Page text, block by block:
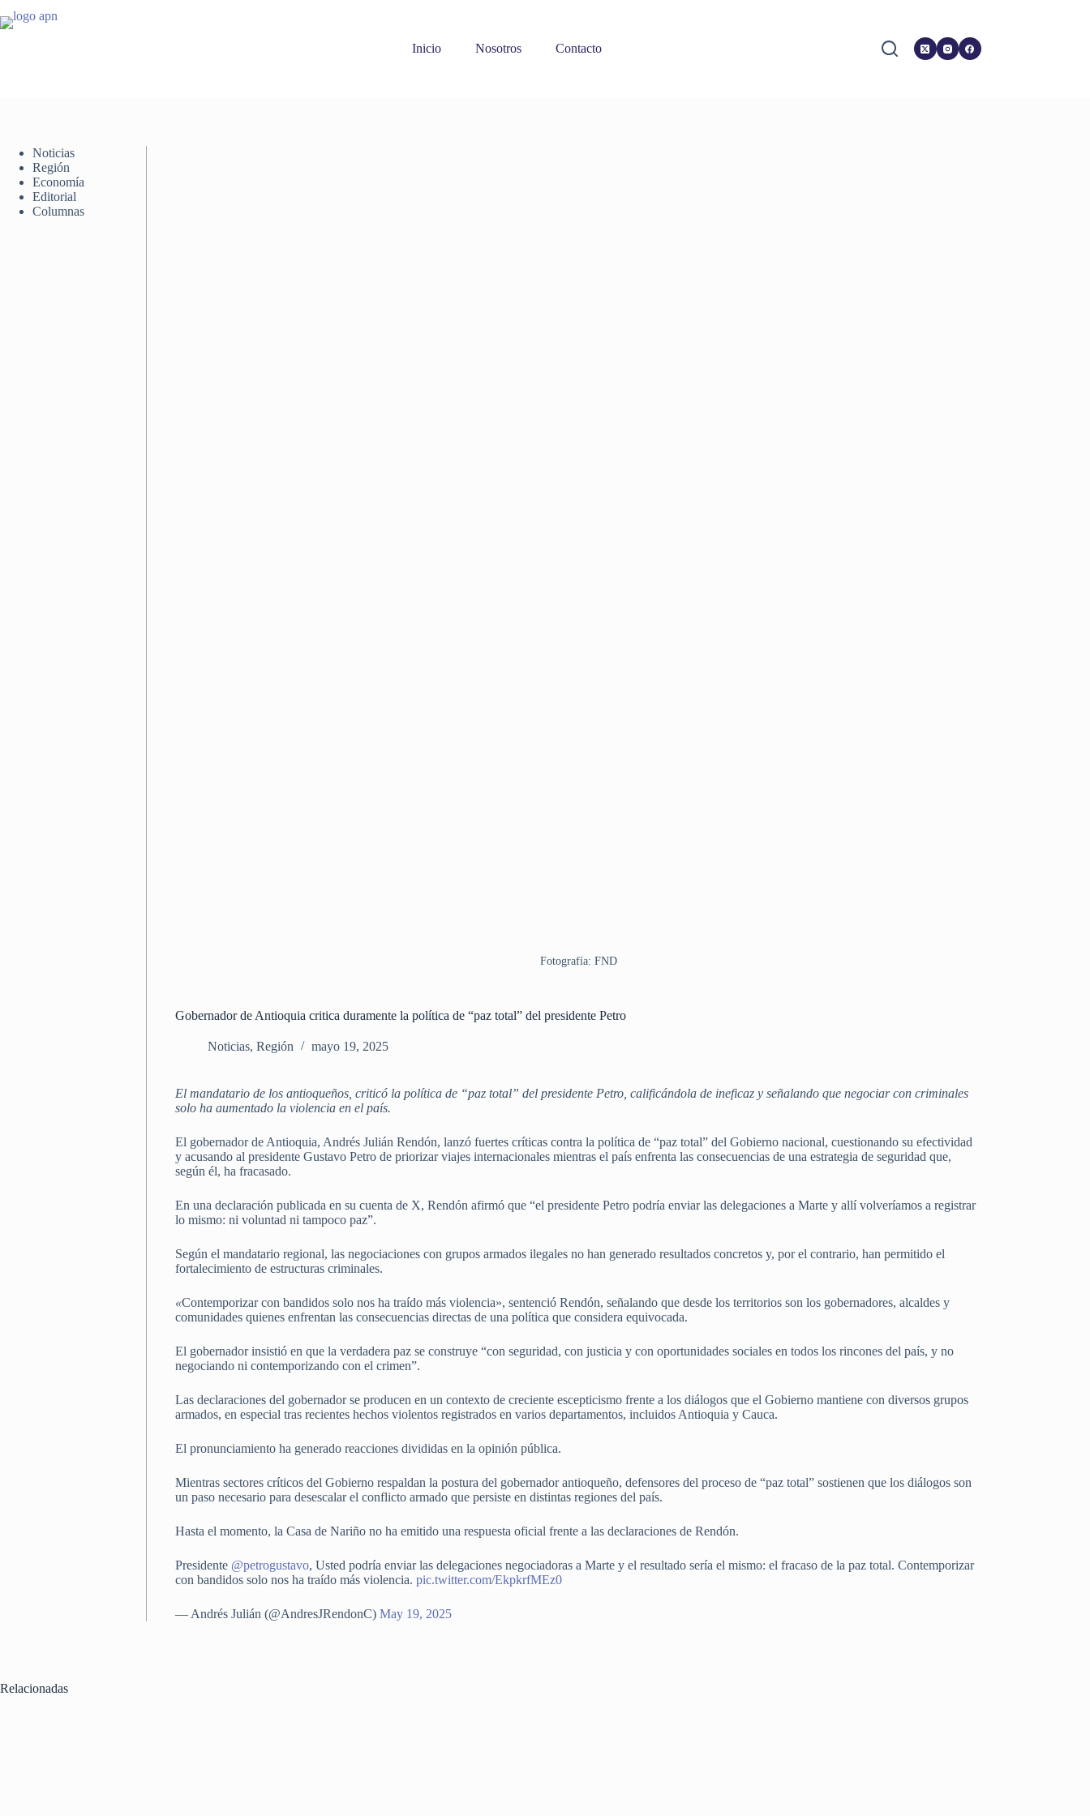
al
Inicio
Nosotros Contacto
Fotografía: FND
Gobernador de Antioquia critica duramente la política de “paz total” del presidente Petro
Noticias,Región mayo 19, 2025
El mandatario de los antioqueños, criticó la política de “paz total” del presidente Petro, calificándola de ineficaz y señalando que negociar con criminales
solo ha aumentado la violencia en el país.
El gobernador de Antioquia, Andrés Julián Rendón, lanzó fuertes críticas contra la política de “paz total” del Gobierno nacional, cuestionando su efectividad
y acusando al presidente Gustavo Petro de priorizar viajes internacionales mientras el país enfrenta las consecuencias de una estrategia de seguridad que,
según él, ha fracasado.
En una declaración publicada en su cuenta de X, Rendón afirmó que “el presidente Petro podría enviar las delegaciones a Marte y allí volveríamos a registrar
lo mismo: ni voluntad ni tampoco paz”.
Según el mandatario regional, las negociaciones con grupos armados ilegales no han generado resultados concretos y, por el contrario, han permitido el
fortalecimiento de estructuras criminales.
«Contemporizar con bandidos solo nos ha traído más violencia», sentenció Rendón, señalando que desde los territorios son los gobernadores, alcaldes y
comunidades quienes enfrentan las consecuencias directas de una política que considera equivocada.
El gobernador insistió en que la verdadera paz se construye “con seguridad, con justicia y con oportunidades sociales en todos los rincones del país, y no
negociando ni contemporizando con el crimen”.
Las declaraciones del gobernador se producen en un contexto de creciente escepticismo frente a los diálogos que el Gobierno mantiene con diversos grupos
armados, en especial tras recientes hechos violentos registrados en varios departamentos, incluidos Antioquia y Cauca.
El pronunciamiento ha generado reacciones divididas en la opinión pública.
Mientras sectores críticos del Gobierno respaldan la postura del gobernador antioqueño, defensores del proceso de “paz total” sostienen que los diálogos son
un paso necesario para desescalar el conflicto armado que persiste en distintas regiones del país.
Hasta el momento, la Casa de Nariño no ha emitido una respuesta oficial frente a las declaraciones de Rendón.
Presidente @petrogustavo, Usted podría enviar las delegaciones negociadoras a Marte y el resultado sería el mismo: el fracaso de la paz total. Contemporizar
con bandidos solo nos ha traído más violencia.pic.twitter.com/EkpkrfMEz0
— Andrés Julián (@AndresJRendonC)May 19, 2025
Noticias
Región
Economía
Editorial
Columnas
Relacionadas